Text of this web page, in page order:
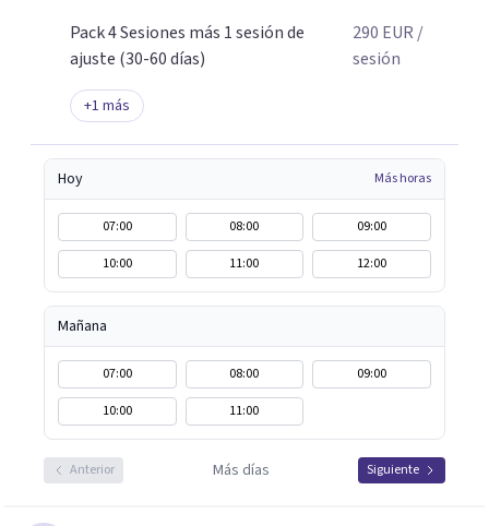
Pack 4 Sesiones más 1 sesión de
ajuste (30-60 días)
290 EUR /
sesión
+1 más
Hoy Más horas
07:00 08:00
09:00
10:00
11:00 12:00
Mañana
07:00 08:00
09:00
10:00
11:00
Anterior Más días Siguiente